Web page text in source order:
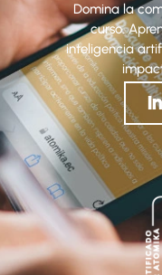
Domina la
curso.
inteligencia